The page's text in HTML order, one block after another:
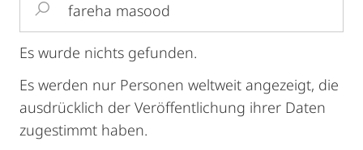
eingeben
Es wurde nichts gefunden.
Es werden nur Personen weltweit angezeigt, die
ausdrücklich der Veröffentlichung ihrer Daten
zugestimmt haben.